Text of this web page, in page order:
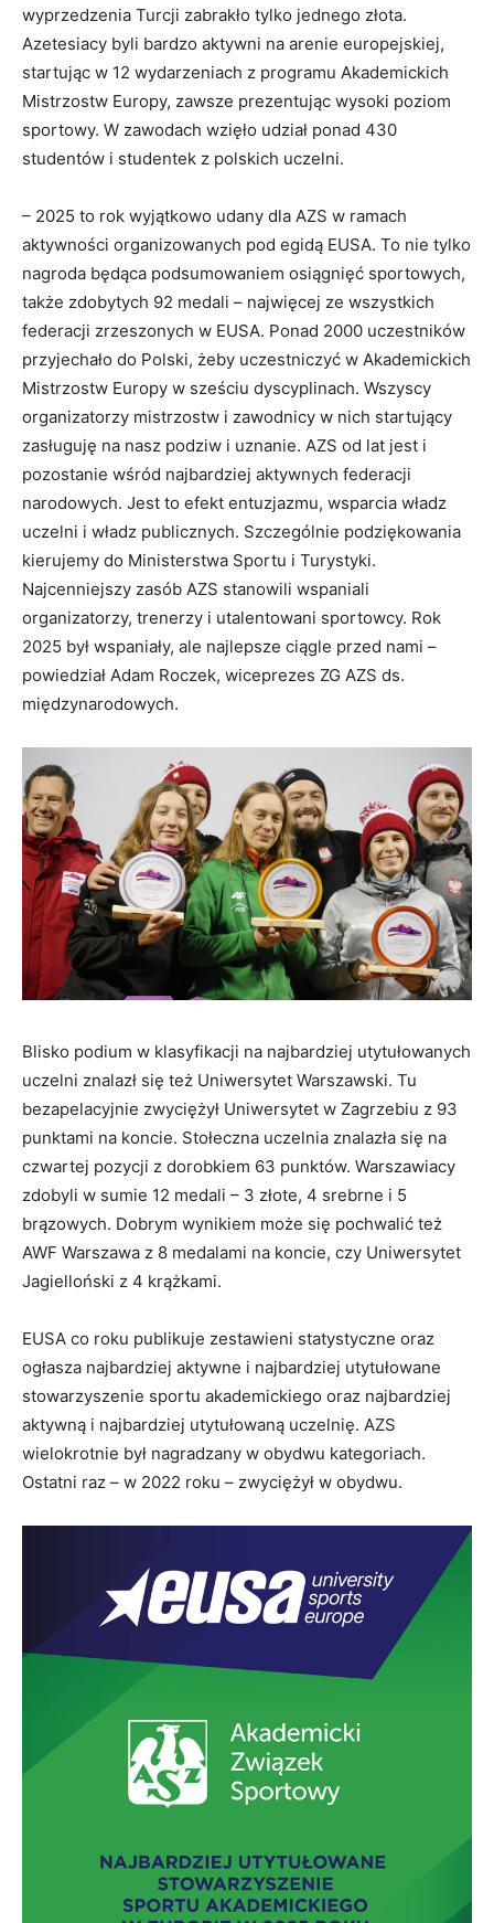
wyprzedzenia Turcji zabrakło tylko jednego złota.
Azetesiacy byli bardzo aktywni na arenie europejskiej,
startując w 12 wydarzeniach z programu Akademickich
Mistrzostw Europy, zawsze prezentując wysoki poziom
sportowy. W zawodach wzięło udział ponad 430
studentów i studentek z polskich uczelni.
– 2025 to rok wyjątkowo udany dla AZS w ramach
aktywności organizowanych pod egidą EUSA. To nie tylko
nagroda będąca podsumowaniem osiągnięć sportowych,
także zdobytych 92 medali – najwięcej ze wszystkich
federacji zrzeszonych w EUSA. Ponad 2000 uczestników
przyjechało do Polski, żeby uczestniczyć w Akademickich
Mistrzostw Europy w sześciu dyscyplinach. Wszyscy
organizatorzy mistrzostw i zawodnicy w nich startujący
zasługuję na nasz podziw i uznanie. AZS od lat jest i
pozostanie wśród najbardziej aktywnych federacji
narodowych. Jest to efekt entuzjazmu, wsparcia władz
uczelni i władz publicznych. Szczególnie podziękowania
kierujemy do Ministerstwa Sportu i Turystyki.
Najcenniejszy zasób AZS stanowili wspaniali
organizatorzy, trenerzy i utalentowani sportowcy. Rok
2025 był wspaniały, ale najlepsze ciągle przed nami –
powiedział Adam Roczek, wiceprezes ZG AZS ds.
międzynarodowych.
Blisko podium w klasyfikacji na najbardziej utytułowanych
uczelni znalazł się też Uniwersytet Warszawski. Tu
bezapelacyjnie zwyciężył Uniwersytet w Zagrzebiu z 93
punktami na koncie. Stołeczna uczelnia znalazła się na
czwartej pozycji z dorobkiem 63 punktów. Warszawiacy
zdobyli w sumie 12 medali – 3 złote, 4 srebrne i 5
brązowych. Dobrym wynikiem może się pochwalić też
AWF Warszawa z 8 medalami na koncie, czy Uniwersytet
Jagielloński z 4 krążkami.
EUSA co roku publikuje zestawieni statystyczne oraz
ogłasza najbardziej aktywne i najbardziej utytułowane
stowarzyszenie sportu akademickiego oraz najbardziej
aktywną i najbardziej utytułowaną uczelnię. AZS
wielokrotnie był nagradzany w obydwu kategoriach.
Ostatni raz – w 2022 roku – zwyciężył w obydwu.